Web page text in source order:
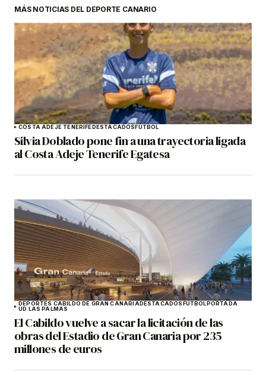
MÁS NOTICIAS DEL DEPORTE CANARIO
COSTA ADEJE TENERIFE DESTACADOS FÚTBOL
Silvia Doblado pone fin a una trayectoria ligada
al Costa Adeje Tenerife Egatesa
DEPORTES CABILDO DE GRAN CANARIADESTACADOS FÚTBOL PORTADA
UD LAS PALMAS
El Cabildo vuelve a sacar la licitación de las
obras del Estadio de Gran Canaria por 235
millones de euros